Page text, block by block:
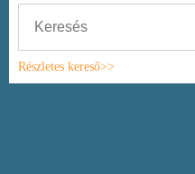
Részletes kereső>>